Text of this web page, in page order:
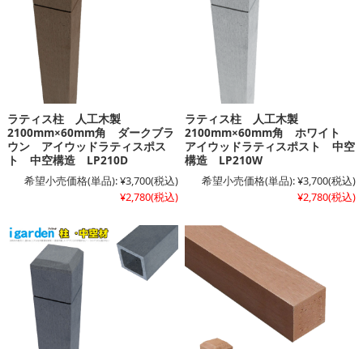
ラティス柱 人工木製
2100mm×60mm角 ダークブラ
ウン アイウッドラティスポス
ト 中空構造 LP210D
希望小売価格(単品):¥3,700(税込)
¥2,780(税込)
ラティス柱 人工木製
2100mm×60mm角 ホワイト
アイウッドラティスポスト 中空
構造 LP210W
希望小売価格(単品):¥3,700(税込)
¥2,780(税込)